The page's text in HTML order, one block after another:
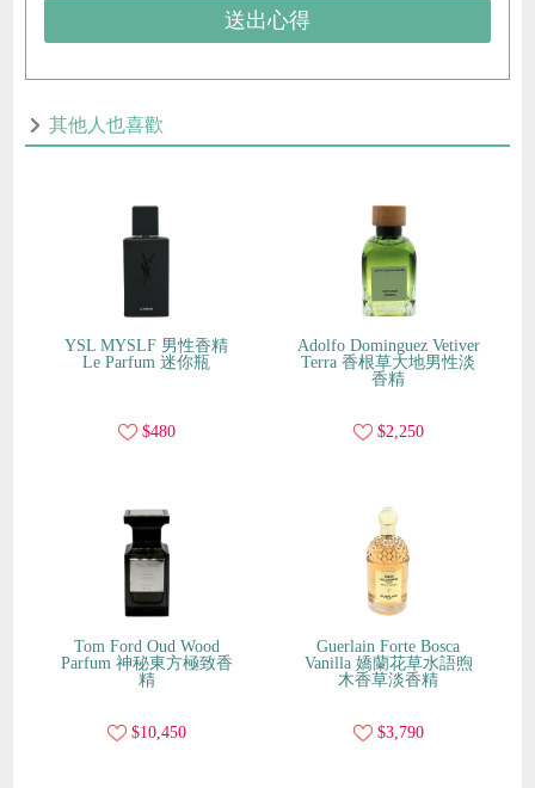
送出心得
其他人也喜歡
YSL MYSLF 男性香精
Le Parfum 迷你瓶
$480
Adolfo Dominguez Vetiver
Terra 香根草大地男性淡
香精
$2,250
Tom Ford Oud Wood
Parfum 神秘東方極致香
精
$10,450
Guerlain Forte Bosca
Vanilla 嬌蘭花草水語煦
木香草淡香精
$3,790